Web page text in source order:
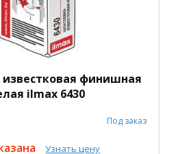
финишная
ilmax 6430
Под заказ
Узнать цену